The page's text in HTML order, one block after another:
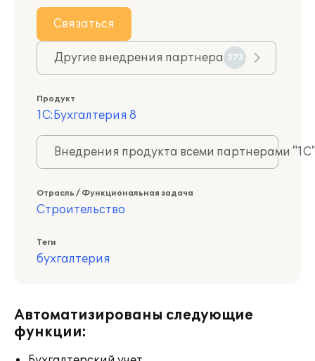
Связаться
Другие внедрения партнера 373
Продукт
1С:Бухгалтерия 8
Внедрения продукта всеми партнерами
Отрасль / Функциональная задача
Строительство
Теги
бухгалтерия
Автоматизированы следующие
функции: